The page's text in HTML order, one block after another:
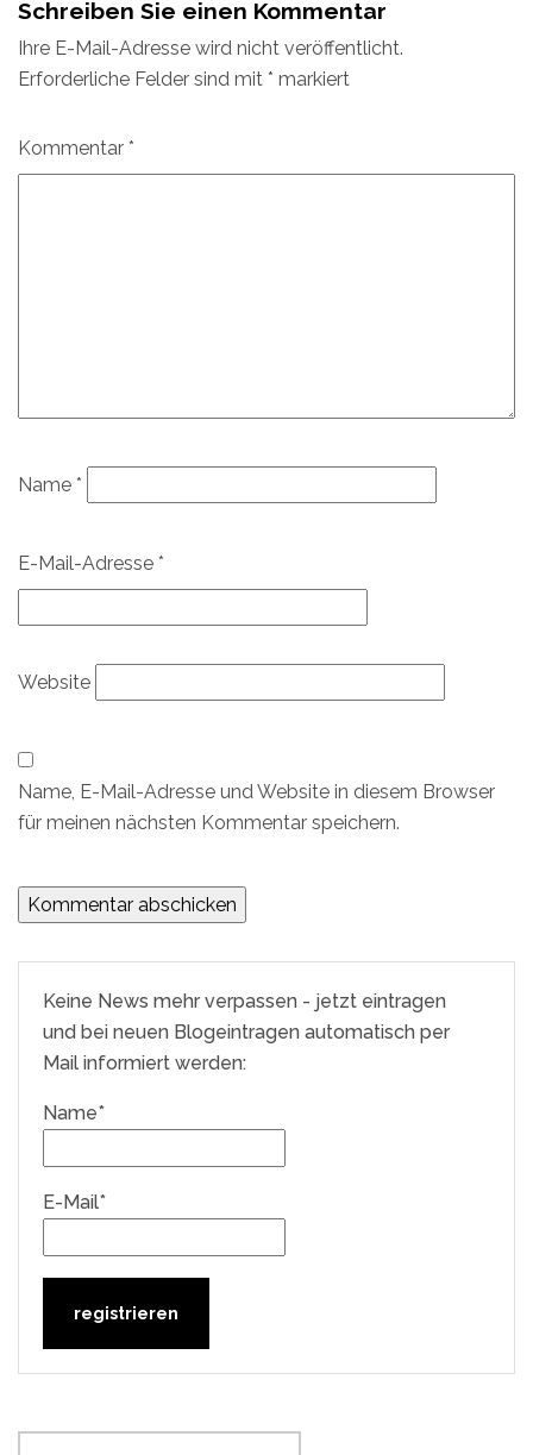
Schreiben Sie einen Kommentar
Ihre E-Mail-Adresse wird nicht veröffentlicht.
Erforderliche Felder sind mit * markiert
Kommentar *
Name *
E-Mail-Adresse *
Website
Name, E-Mail-Adresse und Website in diesem Browser
für meinen nächsten Kommentar speichern.
Keine News mehr verpassen - jetzt eintragen
und bei neuen Blogeintragen automatisch per
Mail informiert werden:
Name*
E-Mail*